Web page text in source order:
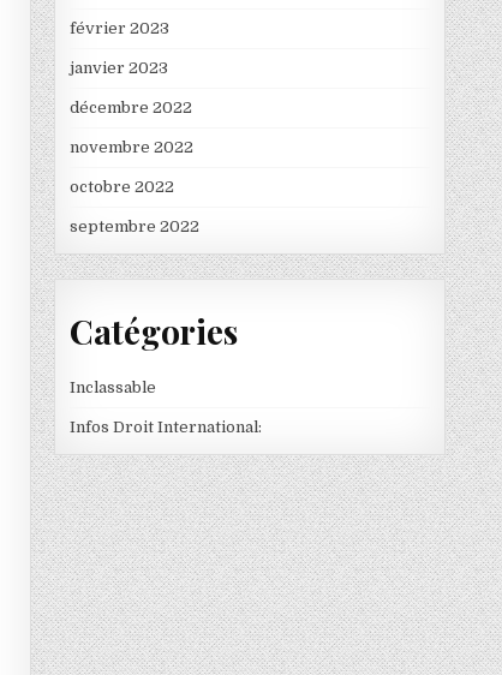
février 2023
janvier 2023
décembre 2022
novembre 2022
octobre 2022
septembre 2022
Catégories
Inclassable
Infos Droit International: